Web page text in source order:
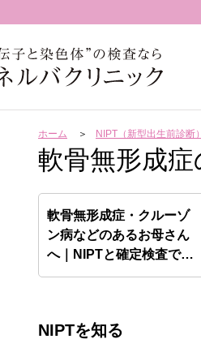
ホーム NIPT（新型出生前診断
軟骨無形成
軟骨無形成症・クルーゾ
ン病などのあるお母さん
へ｜NIPTと確定検査で
わ…
NIPTを知る